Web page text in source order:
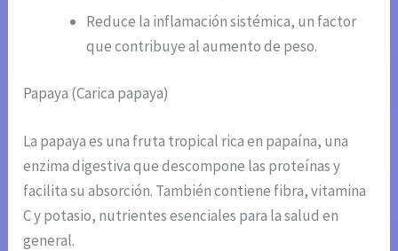
Reduce la inflamación sistémica, un factor
que contribuye al aumento de peso.
Papaya (Carica papaya)
La papaya es una fruta tropical rica en papaína, una
enzima digestiva que descompone las proteínas y
facilita su absorción. También contiene fibra, vitamina
C y potasio, nutrientes esenciales para la salud en
general.